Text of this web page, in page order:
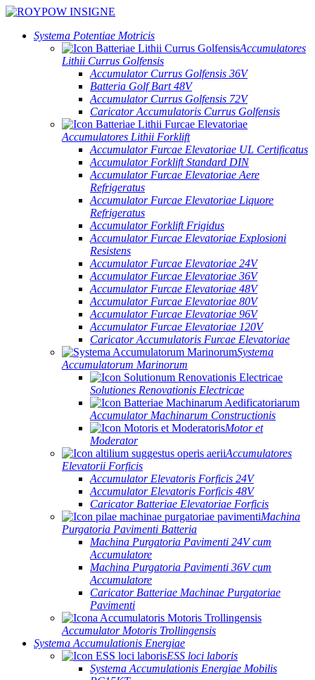
Systema Potentiae Motricis
Accumulatores
Lithii Currus Golfensis
Accumulator Currus Golfensis 36V
Batteria Golf Bart 48V
Accumulator Currus Golfensis 72V
Caricator Accumulatoris Currus Golfensis
Accumulatores Lithii Forklift
Accumulator Furcae Elevatoriae UL Certificatus
Accumulator Forklift Standard DIN
Accumulator Furcae Elevatoriae Aere
Refrigeratus
Accumulator Furcae Elevatoriae Liquore
Refrigeratus
Accumulator Forklift Frigidus
Accumulator Furcae Elevatoriae Explosioni
Resistens
Accumulator Furcae Elevatoriae 24V
Accumulator Furcae Elevatoriae 36V
Accumulator Furcae Elevatoriae 48V
Accumulator Furcae Elevatoriae 80V
Accumulator Furcae Elevatoriae 96V
Accumulator Furcae Elevatoriae 120V
Caricator Accumulatoris Furcae Elevatoriae
Systema
Accumulatorum Marinorum
Solutiones Renovationis Electricae
Accumulator Machinarum Constructionis
Motor et
Moderator
Accumulatores
Elevatorii Forficis
Accumulator Elevatoris Forficis 24V
Accumulator Elevatoris Forficis 48V
Caricator Batteriae Elevatoriae Forficis
Machina
Purgatoria Pavimenti Batteria
Machina Purgatoria Pavimenti 24V cum
Accumulatore
Machina Purgatoria Pavimenti 36V cum
Accumulatore
Caricator Batteriae Machinae Purgatoriae
Pavimenti
Accumulator Motoris Trollingensis
Systema Accumulationis Energiae
ESS loci laboris
Systema Accumulationis Energiae Mobilis